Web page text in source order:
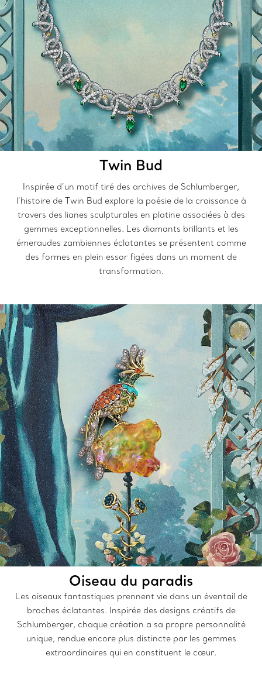
Twin Bud
Inspirée d’un motif tiré des archives de Schlumberger,
l’histoire de Twin Bud explore la poésie de la croissance à
travers des lianes sculpturales en platine associées à des
gemmes exceptionnelles. Les diamants brillants et les
émeraudes zambiennes éclatantes se présentent comme
des formes en plein essor figées dans un moment de
transformation.
Oiseau du paradis
Les oiseaux fantastiques prennent vie dans un éventail de
broches éclatantes. Inspirée des designs créatifs de
Schlumberger, chaque création a sa propre personnalité
unique, rendue encore plus distincte par les gemmes
extraordinaires qui en constituent le cœur.